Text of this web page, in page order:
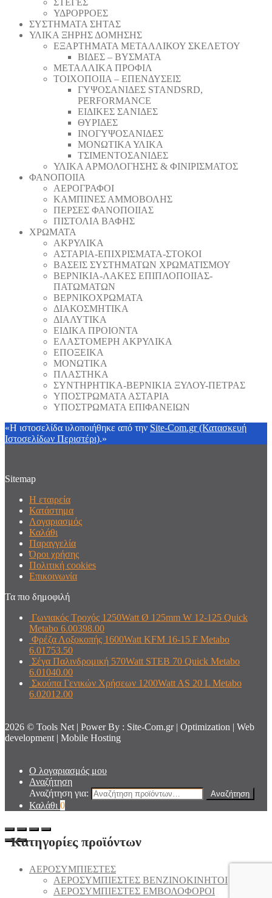
ΥΔΡΟΡΡΟΕΣ
ΣΥΣΤΗΜΑΤΑ ΣΗΤΑΣ
ΥΛΙΚΑ ΞΗΡΗΣ ΔΟΜΗΣΗΣ
ΕΞΑΡΤΗΜΑΤΑ ΜΕΤΑΛΛΙΚΟΥ ΣΚΕΛΕΤΟΥ
ΒΙΔΕΣ – ΒΥΣΜΑΤΑ
ΜΕΤΑΛΛΙΚΑ ΠΡΟΦΙΛ
ΤΟΙΧΟΠΟΙΙΑ – ΕΠΕΝΔΥΣΕΙΣ
ΓΥΨΟΣΑΝΙΔΕΣ STANDSRD,
PERFORMANCE
ΕΙΔΙΚΕΣ ΣΑΝΙΔΕΣ
ΘΥΡΙΔΕΣ
ΙΝΟΓΥΨΟΣΑΝΙΔΕΣ
ΜΟΝΩΤΙΚΑ ΥΛΙΚΑ
ΤΣΙΜΕΝΤΟΣΑΝΙΔΕΣ
ΥΛΙΚΑ ΑΡΜΟΛΟΓΗΣΗΣ & ΦΙΝΙΡΙΣΜΑΤΟΣ
ΦΑΝΟΠΟΙΙΑ
ΑΕΡΟΓΡΑΦΟΙ
ΚΑΜΠΙΝΕΣ ΑΜΜΟΒΟΛΗΣ
ΠΕΡΣΕΣ ΦΑΝΟΠΟΙΙΑΣ
ΠΙΣΤΟΛΙΑ ΒΑΦΗΣ
ΧΡΩΜΑΤΑ
ΑΚΡΥΛΙΚΑ
ΑΣΤΑΡΙΑ-ΕΠΙΧΡΙΣΜΑΤΑ-ΣΤΟΚΟΙ
ΒΑΣΕΙΣ ΣΥΣΤΗΜΑΤΩΝ ΧΡΩΜΑΤΙΣΜΟΥ
ΒΕΡΝΙΚΙΑ-ΛΑΚΕΣ ΕΠΙΠΛΟΠΟΙΙΑΣ-
ΠΑΤΩΜΑΤΩΝ
ΒΕΡΝΙΚΟΧΡΩΜΑΤΑ
ΔΙΑΚΟΣΜΗΤΙΚΑ
ΔΙΑΛΥΤΙΚΑ
ΕΙΔΙΚΑ ΠΡΟΙΟΝΤΑ
ΕΛΑΣΤΟΜΕΡΗ ΑΚΡΥΛΙΚΑ
ΕΠΟΞΕΙΚΑ
ΜΟΝΩΤΙΚΑ
ΠΛΑΣΤΗΚΑ
ΣΥΝΤΗΡΗΤΙΚΑ-ΒΕΡΝΙΚΙΑ ΞΥΛΟΥ-ΠΕΤΡΑΣ
ΥΠΟΣΤΡΩΜΑΤΑ ΑΣΤΑΡΙΑ
ΥΠΟΣΤΡΩΜΑΤΑ ΕΠΙΦΑΝΕΙΩΝ
«Η ιστοσελίδα υλοποιήθηκε από την Site-Com.gr (Κατασκευή
Ιστοσελίδων Περιστέρι).»
Sitemap
Η εταιρεία
Κατάστημα
Λογαριασμός
Καλάθι
Παραγγελία
Όροι χρήσης
Πολιτική cookies
Επικοινωνία
Τα πιο δημοφιλή
Γωνιακός Τροχός 1250Watt Ø 125mm W 12-125 Quick
Metabo 6.00398.00
Φρέζα Λοξοκοπής 1600Watt KFM 16-15 F Metabo
6.01753.50
Σέγα Παλινδρομική 570Watt STEB 70 Quick Metabo
6.01040.00
Σκούπα Γενικών Χρήσεων 1200Watt AS 20 L Metabo
6.02012.00
2026 © Tools Net | Power By : Site-Com.gr | Optimization | Web
development | Mobile Hosting
Ο λογαριασμός μου
Αναζήτηση
Αναζήτηση για:
Αναζήτηση
Καλάθι 0
Κατηγορίες προϊόντων
AEΡΟΣΥΜΠΙΕΣΤΕΣ
AEΡΟΣΥΜΠΙΕΣΤΕΣ ΒΕΝΖΙΝΟΚΙΝΗΤΟΙ
AEΡΟΣΥΜΠΙΕΣΤΕΣ ΕΜΒΟΛΟΦΟΡΟΙ